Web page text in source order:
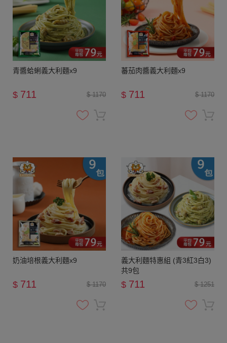
青醬蛤蜊義大利麵x9
$ 1170
$ 711
蕃茄肉醬義大利麵x9
$ 1170
$ 711
奶油培根義大利麵x9
$ 1170
$ 711
義大利麵特惠組 (青3紅3白3)
共9包
$ 1251
$ 711